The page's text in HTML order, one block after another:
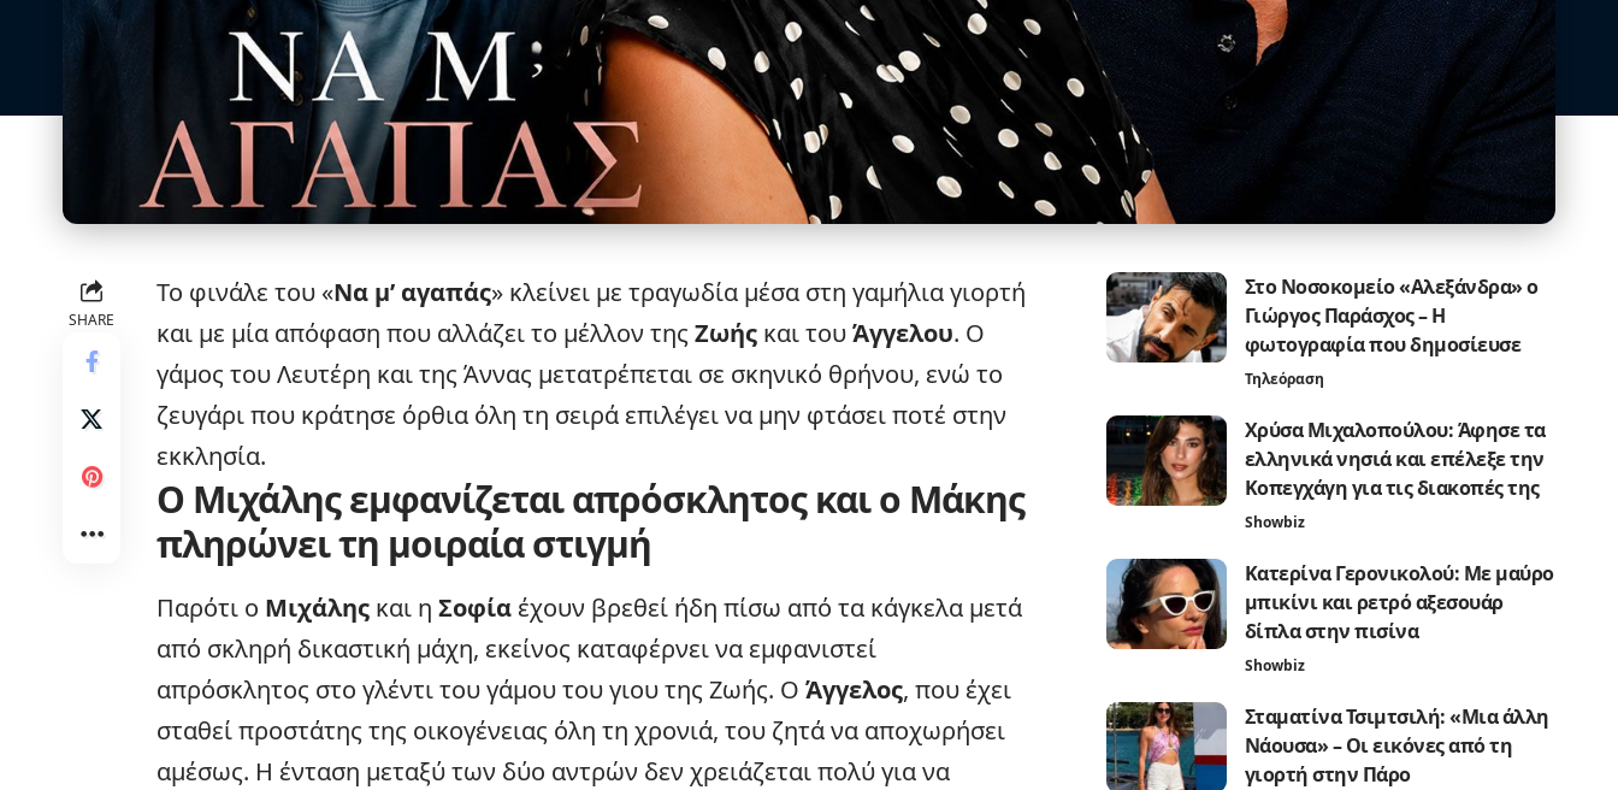
SHARE
Το φινάλε του «Να μ’ αγαπάς» κλείνει με τραγωδία μέσα στη γαμήλια γιορτή
και με μία απόφαση που αλλάζει το μέλλον της Ζωής και τουΆγγελου. Ο
γάμος του Λευτέρη και της Άννας μετατρέπεται σε σκηνικό θρήνου, ενώ το
ζευγάρι που κράτησε όρθια όλη τη σειρά επιλέγει να μην φτάσει ποτέ στην
εκκλησία.
Ο Μιχάλης εμφανίζεται απρόσκλητος και ο Μάκης
πληρώνει τη μοιραία στιγμή
Παρότι ο Μιχάλης και η Σοφία έχουν βρεθεί ήδη πίσω από τα κάγκελα μετά
από σκληρή δικαστική μάχη, εκείνος καταφέρνει να εμφανιστεί
απρόσκλητος στο γλέντι του γάμου του γιου της Ζωής. Ο Άγγελος, που έχει
σταθεί προστάτης της οικογένειας όλη τη χρονιά, του ζητά να αποχωρήσει
αμέσως. Η ένταση μεταξύ των δύο αντρών δεν χρειάζεται πολύ για να
Στο Νοσοκομείο «Αλεξάνδρα» ο
Γιώργος Παράσχος – Η
φωτογραφία που δημοσίευσε
Τηλεόραση
Χρύσα Μιχαλοπούλου: Άφησε τα
ελληνικά νησιά και επέλεξε την
Κοπεγχάγη για τις διακοπές της
Showbiz
Κατερίνα Γερονικολού: Με μαύρο
μπικίνι και ρετρό αξεσουάρ
δίπλα στην πισίνα
Showbiz
Σταματίνα Τσιμτσιλή: «Μια άλλη
Νάουσα» – Οι εικόνες από τη
γιορτή στην Πάρο